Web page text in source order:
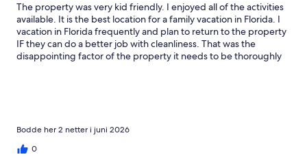
The property was very kid friendly. I enjoyed all of the activities
available. It is the best location for a family vacation in Florida. I
vacation in Florida frequently and plan to return to the property
IF they can do a better job with cleanliness. That was the
disappointing factor of the property it needs to be thoroughly
been planning to stay longer than a day or two I most definitely
would’ve moved locations.
Bodde her 2 netter i juni 2026
0